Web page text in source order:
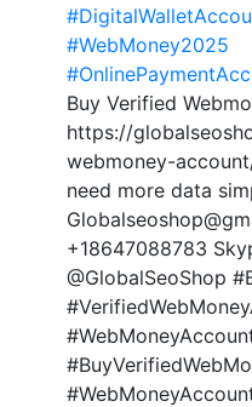
#WebMoney2025
Buy Verified
https://
webmoney-
need more data
+18647088783
@GlobalSeoShop